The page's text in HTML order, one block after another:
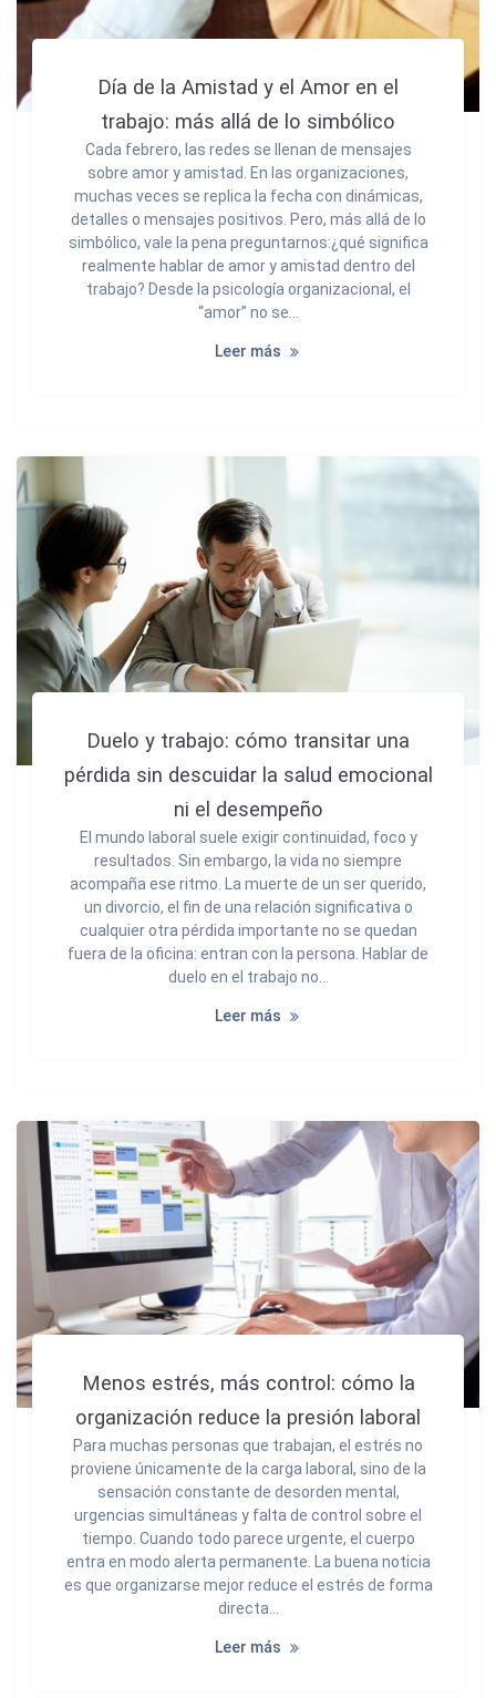
Día de la Amistad y el Amor en el
trabajo: más allá de lo simbólico
Cada febrero, las redes se llenan de mensajes
sobre amor y amistad. En las organizaciones,
muchas veces se replica la fecha con dinámicas,
detalles o mensajes positivos. Pero, más allá de lo
simbólico, vale la pena preguntarnos:¿qué significa
realmente hablar de amor y amistad dentro del
trabajo? Desde la psicología organizacional, el
“amor” no se…
Leer más
Duelo y trabajo: cómo transitar una
pérdida sin descuidar la salud emocional
ni el desempeño
El mundo laboral suele exigir continuidad, foco y
resultados. Sin embargo, la vida no siempre
acompaña ese ritmo. La muerte de un ser querido,
un divorcio, el fin de una relación significativa o
cualquier otra pérdida importante no se quedan
fuera de la oficina: entran con la persona. Hablar de
duelo en el trabajo no…
Leer más
Menos estrés, más control: cómo la
organización reduce la presión laboral
Para muchas personas que trabajan, el estrés no
proviene únicamente de la carga laboral, sino de la
sensación constante de desorden mental,
urgencias simultáneas y falta de control sobre el
tiempo. Cuando todo parece urgente, el cuerpo
entra en modo alerta permanente. La buena noticia
es que organizarse mejor reduce el estrés de forma
directa…
Leer más